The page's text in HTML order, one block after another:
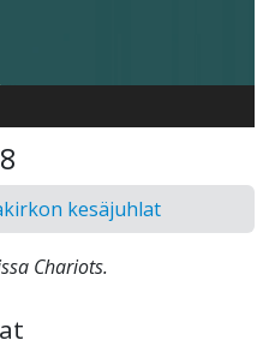
kesäjuhlat
Chariots.